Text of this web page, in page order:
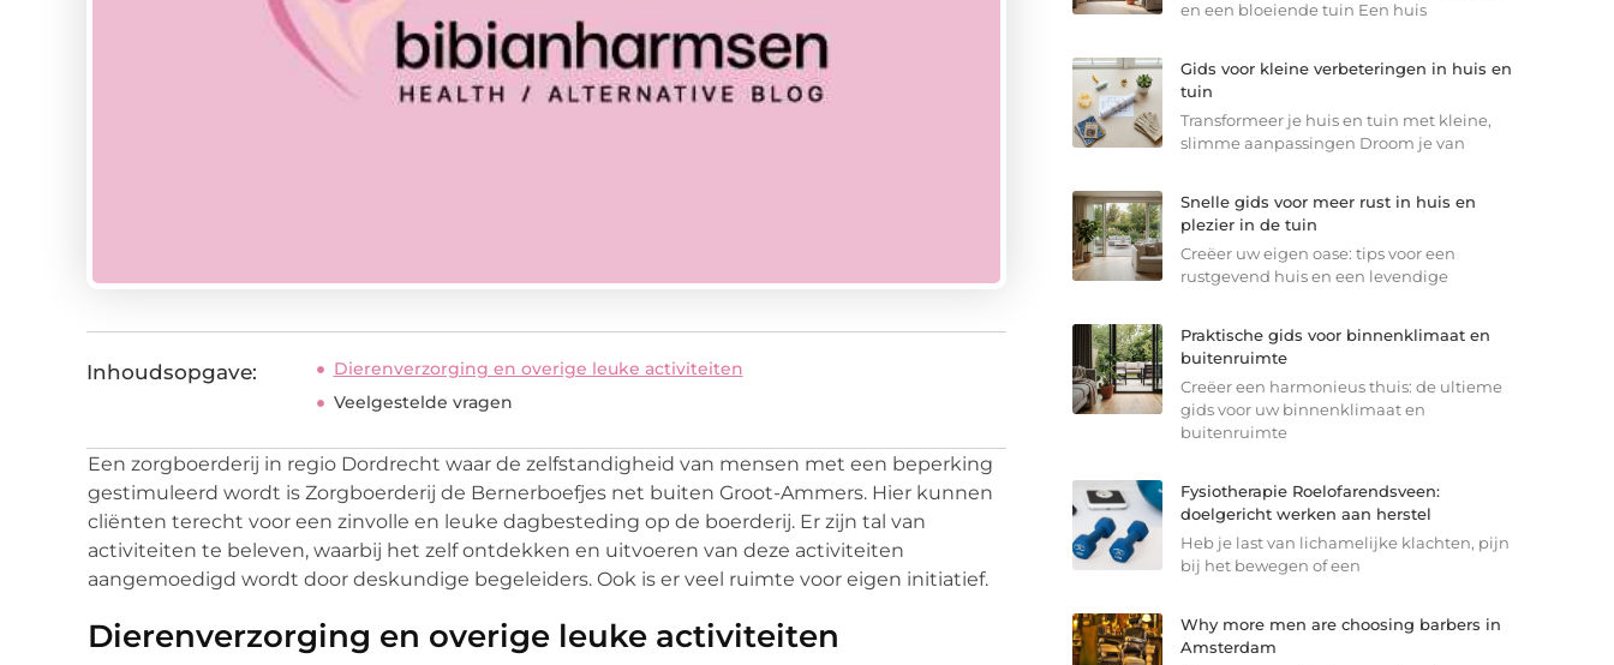
Inhoudsopgave:
Dierenverzorging en overige leuke activiteiten
Veelgestelde vragen
Een zorgboerderij in regio Dordrecht waar de zelfstandigheid van mensen met een beperking
gestimuleerd wordt is Zorgboerderij de Bernerboefjes net buiten Groot-Ammers. Hier kunnen
cliënten terecht voor een zinvolle en leuke dagbesteding op de boerderij. Er zijn tal van
activiteiten te beleven, waarbij het zelf ontdekken en uitvoeren van deze activiteiten
aangemoedigd wordt door deskundige begeleiders. Ook is er veel ruimte voor eigen initiatief.
Dierenverzorging en overige leuke activiteiten
en een bloeiende tuin Een huis
Gids voor kleine verbeteringen in huis en
tuin
Transformeer je huis en tuin met kleine,
slimme aanpassingen Droom je van
Snelle gids voor meer rust in huis en
plezier in de tuin
Creëer uw eigen oase: tips voor een
rustgevend huis en een levendige
Praktische gids voor binnenklimaat en
buitenruimte
Creëer een harmonieus thuis: de ultieme
gids voor uw binnenklimaat en
buitenruimte
Fysiotherapie Roelofarendsveen:
doelgericht werken aan herstel
Heb je last van lichamelijke klachten, pijn
bij het bewegen of een
Why more men are choosing barbers in
Amsterdam